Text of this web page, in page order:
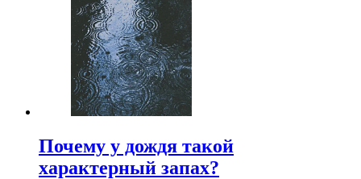
Почему у дождя такой
характерный запах?